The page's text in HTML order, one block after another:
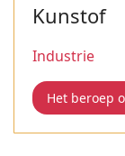
Kunstof
Industrie
Het beroep